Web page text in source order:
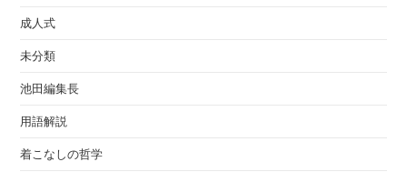
成人式
未分類
池田編集長
用語解説
着こなしの哲学